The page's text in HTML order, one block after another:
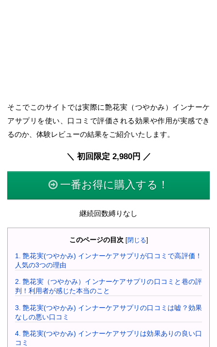
そこでこのサイトでは実際に艶花実（つやかみ）インナーケ
アサプリを使い、口コミで評価される効果や作用が実感でき
るのか、体験レビューの結果をご紹介いたします。
＼ 初回限定 2,980円 ／
一番お得に購入する！
継続回数縛りなし
このページの目次 [閉じる]
1.
艶花実(つやかみ) インナーケアサプリが口コミで高評価！
人気の3つの理由
2. 艶花実（つやかみ）インナーケアサプリの口コミと巷の評
判！利用者が感じた本当のこと
3. 艶花実(つやかみ) インナーケアサプリの口コミは嘘？効果
なしの悪い口コミ
4. 艶花実(つやかみ) インナーケアサプリは効果ありの良い口
コミ